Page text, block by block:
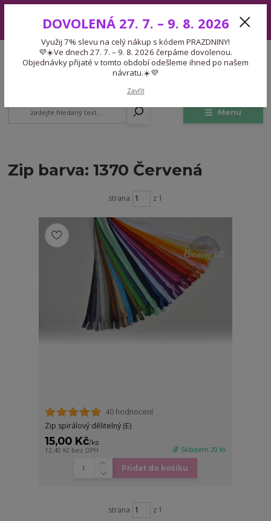
7. – 9. 8. 2026 čerpáme dovolenou. Objednávky přijaté v tomto období
odešleme ihned po našem návratu.☀️💜
Menu
CZK
Expedice 775 866 913
Po-Čt 9-15:30 Pá 9-14:30 Pauza 13-13:45
Zip barva: 1370 Červená
strana z 1
40 hodnocení
Zip spirálový dělitelný (E)
15,00 Kč/ks
12,40 Kč bez DPH 🌈 Skladem 20 ks
Přidat do košíku
strana z 1
DOVOLENÁ 27. 7. – 9. 8. 2026
Využij 7% slevu na celý nákup s kódem PRAZDNINY!
💜☀️Ve dnech 27. 7. – 9. 8. 2026 čerpáme dovolenou.
Objednávky přijaté v tomto období odešleme ihned po našem
návratu.☀️💜
Zavřít